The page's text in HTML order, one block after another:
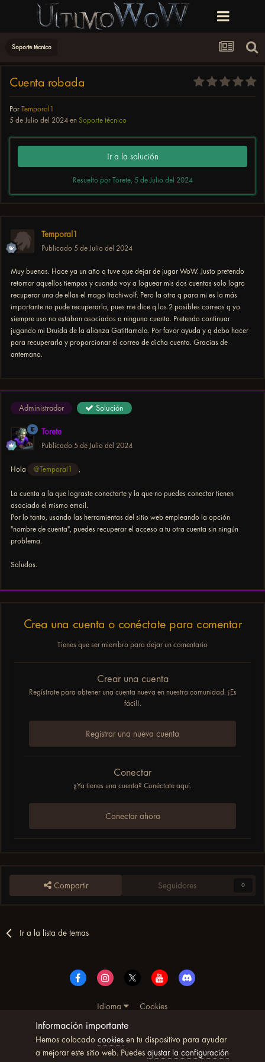
Soporte técnico
Cuenta robada
Por Temporal1
5 de Julio del 2024 en Soporte técnico
Ir a la solución
Resuelto por Torete, 5 de Julio del 2024
Temporal1
Publicado 5 de Julio del 2024
Muy buenas. Hace ya un año q tuve que dejar de jugar WoW. Justo pretendo
retomar aquellos tiempos y cuando voy a loguear mis dos cuentas solo logro
recuperar una de ellas el mago Itachiwolf. Pero la otra q para mi es la más
importante no pude recuperarla, pues me dice q los 2 posibles correos q yo
siempre uso no estaban asociados a ninguna cuenta. Pretendo continuar
jugando mi Druida de la alianza Gatittamala. Por favor ayuda y q debo hacer
para recuperarla y proporcionar el correo de dicha cuenta. Gracias de
antemano.
Administrador Solución
Torete
Publicado 5 de Julio del 2024
Hola @Temporal1 ,
La cuenta a la que lograste conectarte y la que no puedes conectar tienen
asociado el mismo email.
Por lo tanto, usando las herramientas del sitio web empleando la opción
"nombre de cuenta", puedes recuperar el acceso a tu otra cuenta sin ningún
problema.
Saludos.
Crea una cuenta o conéctate para comentar
Tienes que ser miembro para dejar un comentario
Crear una cuenta
Regístrate para obtener una cuenta nueva en nuestra comunidad. ¡Es
fácil!.
Registrar una nueva cuenta
Conectar
¿Ya tienes una cuenta? Conéctate aquí.
Conectar ahora
Compartir Seguidores 0
Ir a la lista de temas
Idioma
Cookies
© Copyright UltimoWoW™ 2025. Todos los derechos
reservados
Powered by Invision Community
Información importante
Hemos colocado cookiesen tu dispositivo para ayudar
a mejorar este sitio web. Puedes ajustar la configuración